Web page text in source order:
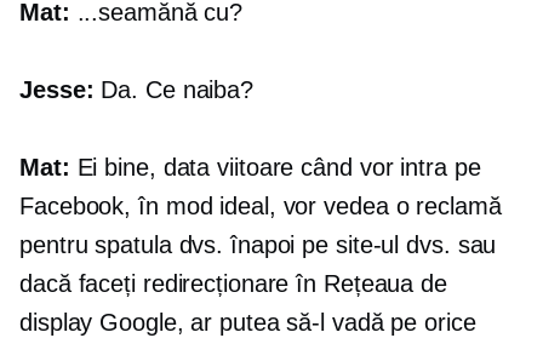
Mat: ...seamănă cu?
Jesse: Da. Ce naiba?
Mat: Ei bine, data viitoare când vor intra pe
Facebook, în mod ideal, vor vedea o reclamă
pentru spatula dvs. înapoi pe site-ul dvs. sau
dacă faceți redirecționare în Rețeaua de
display Google, ar putea să-l vadă pe orice